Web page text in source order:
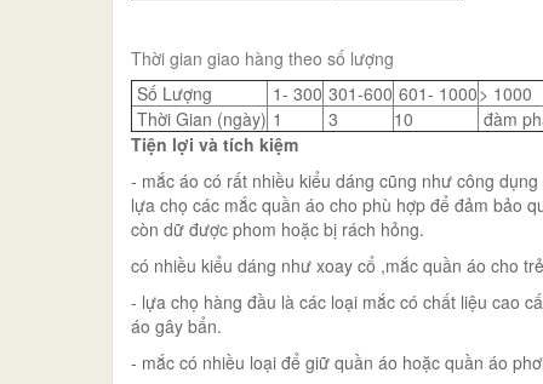
Thời gian giao hàng theo số lượng
Số Lượng
1- 300 301-600 601- 1000> 1000
Thời Gian (ngày) 1 3 10
đàm
Tiện lợi và tích kiệm
- mắc áo có rất nhiều kiểu dáng cũng như công
lựa chọ các mắc quần áo cho phù hợp để đảm bảo
còn dữ được phom hoặc bị rách hỏng.
có nhiều kiểu dáng như xoay cổ ,mắc quần áo cho
- lựa chọ hàng đầu là các loại mắc có chất liệu cao
áo gây bẩn.
- mắc có nhiều loại để giữ quần áo hoặc quần áo